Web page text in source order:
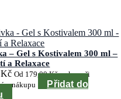
– Gel s Kostivalem 300 ml –
a Relaxace
Kč Od 179,00Kčza kus při
nákupu
Přidat do